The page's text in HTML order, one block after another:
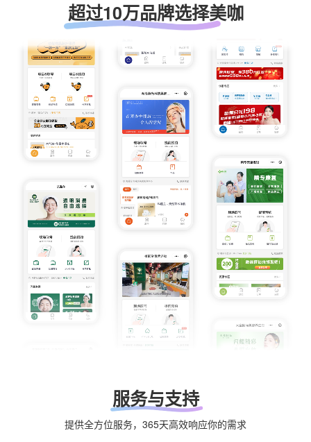
超过10万品牌选择美咖
服务与支持
提供全方位服务，365天高效响应你的需求